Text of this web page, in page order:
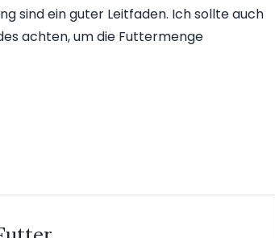
sind ein guter Leitfaden. Ich sollte auch
achten, um die Futtermenge